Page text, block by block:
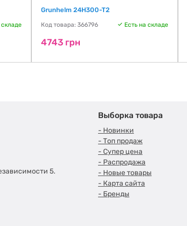
складе
Grunhelm 24H300-T2
Код товара: 366796 Есть на складе
4743 грн
5.
Выборка товара
- Новинки
- Топ продаж
- Супер цена
- Распродажа
- Новые товары
- Карта сайта
- Бренды